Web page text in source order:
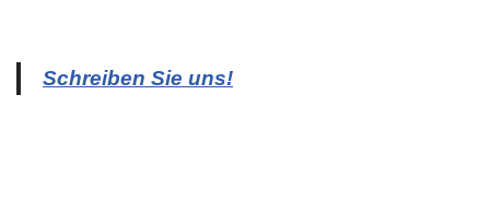
Schreiben Sie uns!